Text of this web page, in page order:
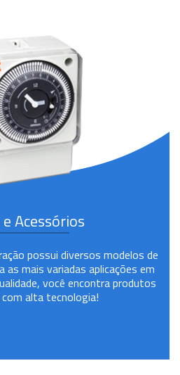
e Acessórios
possui diversos modelos de
as mais variadas aplicações em
você encontra produtos
alta tecnologia!